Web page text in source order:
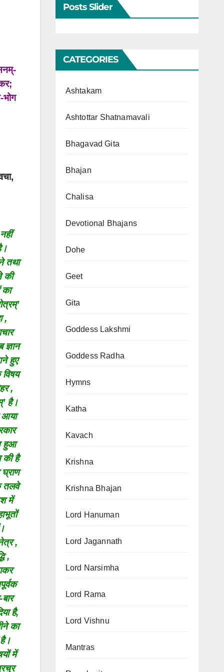
तथा
की
का
,
हुए
,
है।
आया
हुआ
की है
तलवे
में
,
,
है,
का
में
Posts Slider
CATEGORIES
Ashtakam
Ashtottar Shatnamavali
Bhagavad Gita
Bhajan
Chalisa
Devotional Bhajans
Dohe
Geet
Gita
Goddess Lakshmi
Goddess Radha
Hymns
Katha
Kavach
Krishna
Krishna Bhajan
Lord Hanuman
Lord Jagannath
Lord Narsimha
Lord Rama
Lord Vishnu
Mantras